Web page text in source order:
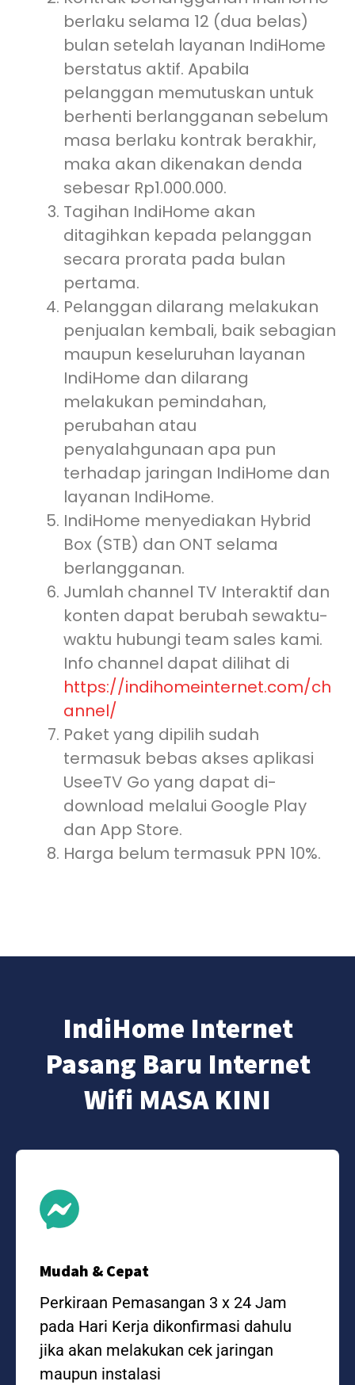
berlaku selama 12 (dua belas)
bulan setelah layanan IndiHome
berstatus aktif. Apabila
pelanggan memutuskan untuk
berhenti berlangganan sebelum
masa berlaku kontrak berakhir,
maka akan dikenakan denda
sebesar Rp1.000.000.
Tagihan IndiHome akan
ditagihkan kepada pelanggan
secara prorata pada bulan
pertama.
Pelanggan dilarang melakukan
penjualan kembali, baik sebagian
maupun keseluruhan layanan
IndiHome dan dilarang
melakukan pemindahan,
perubahan atau
penyalahgunaan apa pun
terhadap jaringan IndiHome dan
layanan IndiHome.
IndiHome menyediakan Hybrid
Box (STB) dan ONT selama
berlangganan.
Jumlah channel TV Interaktif dan
konten dapat berubah sewaktu-
waktu hubungi team sales kami.
Info channel dapat dilihat di
https://indihomeinternet.com/ch
annel/
Paket yang dipilih sudah
termasuk bebas akses aplikasi
UseeTV Go yang dapat di-
download melalui Google Play
dan App Store.
Harga belum termasuk PPN 10%.
IndiHome Internet
Pasang Baru Internet
Wifi MASA KINI
Mudah & Cepat
Perkiraan Pemasangan 3 x 24 Jam
pada Hari Kerja dikonfirmasi dahulu
jika akan melakukan cek jaringan
maupun instalasi